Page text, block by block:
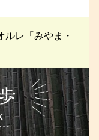
ルレ「みやま・